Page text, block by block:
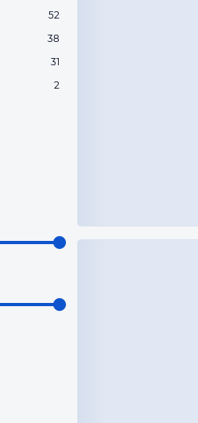
52
38
31
2
Bitte
Flugdetails.